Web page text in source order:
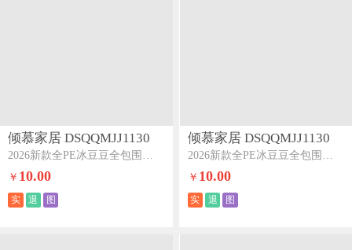
倾慕家居 DSQQMJJ1130
2026新款全PE冰豆豆全包围床笠款凉席菱形泡蓝
￥ 10.00
实 退 图
倾慕家居 DSQQMJJ1130
2026新款全PE冰豆豆全包围床笠款凉席箭纹米白
￥ 10.00
实 退 图